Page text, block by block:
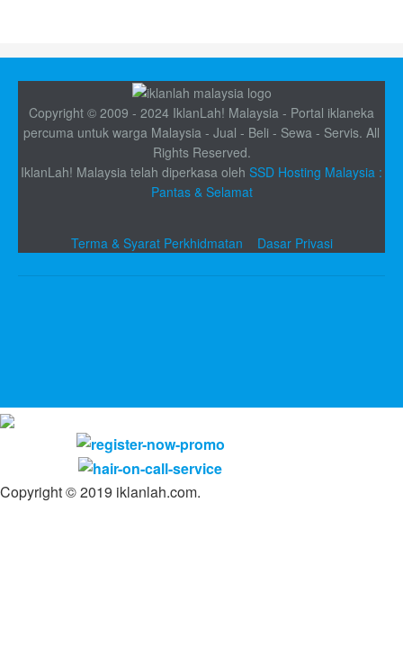
Copyright © 2009 - 2024 IklanLah! Malaysia - Portal iklaneka
percuma untuk warga Malaysia - Jual - Beli - Sewa - Servis. All
Rights Reserved.
IklanLah! Malaysia telah diperkasa oleh SSD Hosting Malaysia :
Pantas & Selamat
Terma & Syarat Perkhidmatan Dasar Privasi
Copyright © 2019 iklanlah.com.